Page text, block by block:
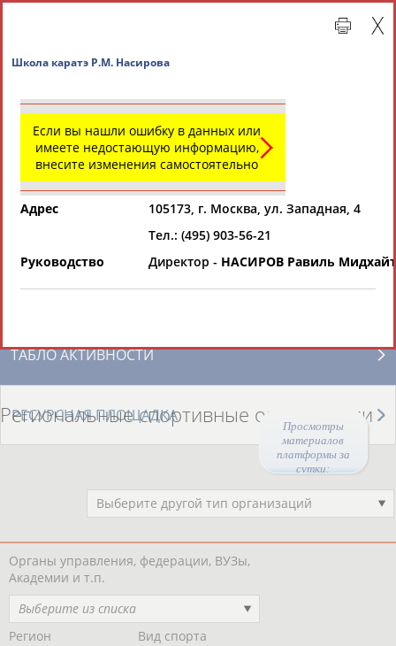
Просмотры
материалов
платформы за
сутки:
Региональные спортивные организации
СВОДНЫЕ ИНДЕКСЫ
ТАБЛО АКТИВНОСТИ
РЕСУРСНАЯ ПЛОЩАДКА
Региональные спортивные организации
Выберите другой тип организаций
Органы управления, федерации, ВУЗы,
Академии и т.п.
Выберите из списка
Регион
Вид спорта
Если вы нашли ошибку в данных или
имеете недостающую информацию,
внесите изменения самостоятельно
Адрес
105173, г. Москва, ул. Западная, 4
Тел.: (495) 903-56-21
Руководство
Директор - НАСИРОВ Равиль